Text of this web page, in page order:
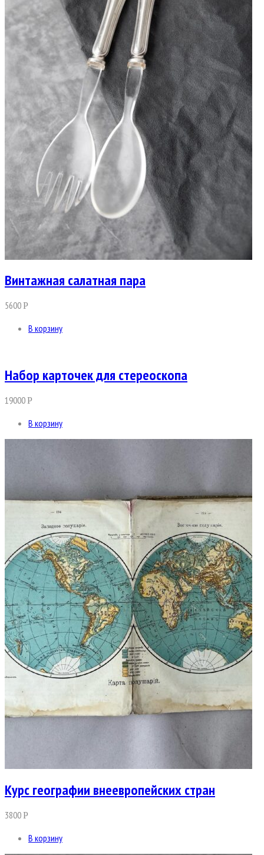
Винтажная салатная пара
5600Р
В корзину
Набор карточек для стереоскопа
19000Р
В корзину
Курс географии внеевропейских стран
3800Р
В корзину